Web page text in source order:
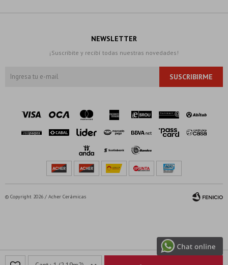
NEWSLETTER
¡Suscribite y recibí todas nuestras novedades!
SUSCRIBIRME
© Copyright 2026 / Acher Cerámicas